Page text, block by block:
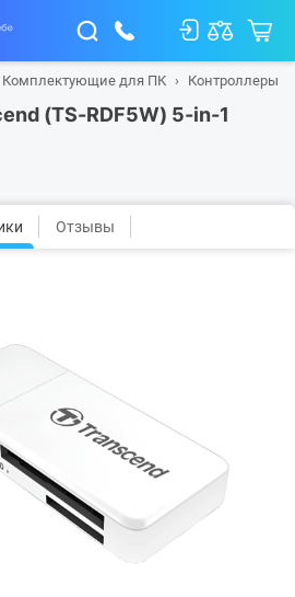
Комплектующие для ПК Контроллеры
(TS-RDF5W) 5-in-1
Отзывы